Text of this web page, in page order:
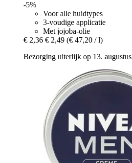
-5%
Voor alle huidtypes
3-voudige applicatie
Met jojoba-olie
€ 2,36 € 2,49 (€ 47,20 / l)
Bezorging uiterlijk op 13. augustus